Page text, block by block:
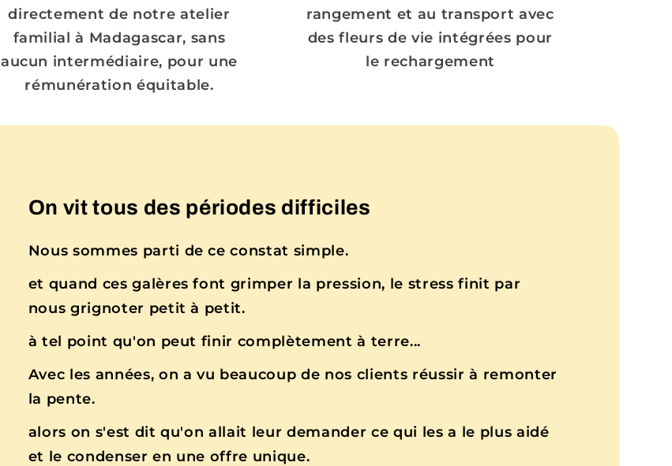
directement de notre atelier
familial à Madagascar, sans
aucun intermédiaire, pour une
rémunération équitable.
rangement et au transport avec
des fleurs de vie intégrées pour
le rechargement
On vit tous des périodes difficiles
Nous sommes parti de ce constat simple.
et quand ces galères font grimper la pression, le stress finit par
nous grignoter petit à petit.
à tel point qu'on peut finir complètement à terre...
Avec les années, on a vu beaucoup de nos clients réussir à remonter
la pente.
alors on s'est dit qu'on allait leur demander ce qui les a le plus aidé
et le condenser en une offre unique.